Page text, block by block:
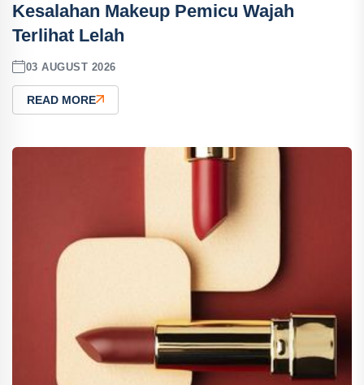
Kesalahan Makeup Pemicu Wajah
Terlihat Lelah
03 AUGUST 2026
READ MORE